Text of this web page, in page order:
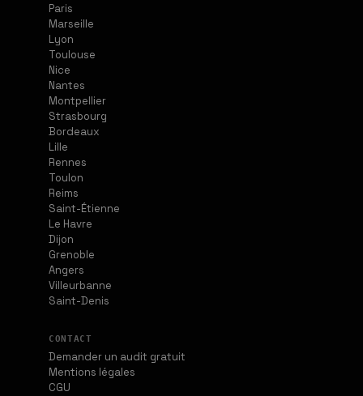
Paris
Marseille
Lyon
Toulouse
Nice
Nantes
Montpellier
Strasbourg
Bordeaux
Lille
Rennes
Toulon
Reims
Saint-Étienne
Le Havre
Dijon
Grenoble
Angers
Villeurbanne
Saint-Denis
CONTACT
Demander un audit gratuit
Mentions légales
CGU